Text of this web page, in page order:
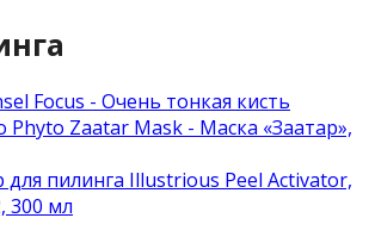
Focus - Очень тонкая кисть
Phyto Zaatar Mask - Маска «Заатар»,
для пилинга Illustrious Peel Activator,
300 мл